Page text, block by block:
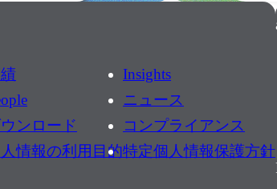
Insights
ニュース
ンロード
コンプライアンス
情報の利用目的特定個人情報保護方針